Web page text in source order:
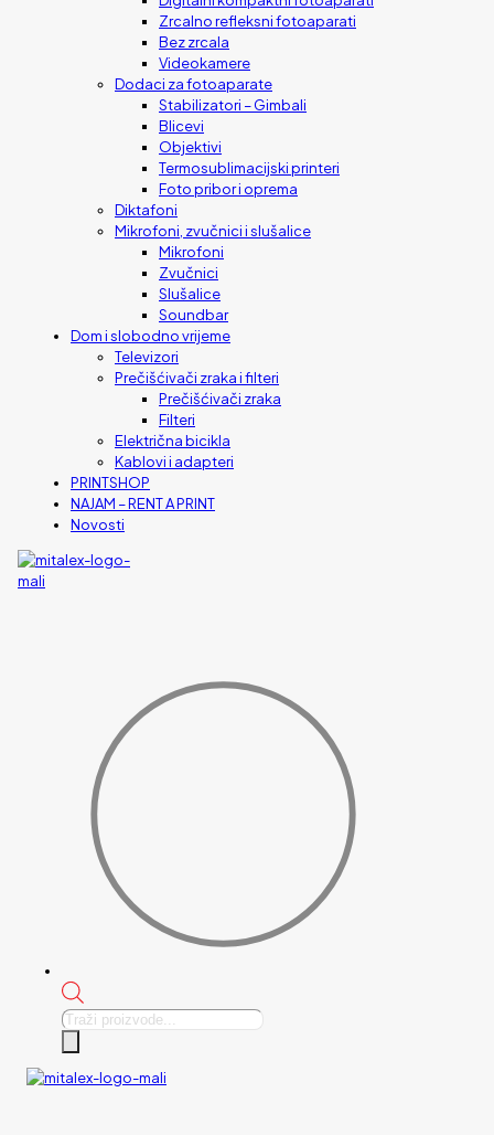
Zrcalno refleksni fotoaparati
Bez zrcala
Videokamere
Dodaci za fotoaparate
Stabilizatori – Gimbali
Blicevi
Objektivi
Termosublimacijski printeri
Foto pribor i oprema
Diktafoni
Mikrofoni, zvučnici i slušalice
Mikrofoni
Zvučnici
Slušalice
Soundbar
Dom i slobodno vrijeme
Televizori
Prečišćivači zraka i filteri
Prečišćivači zraka
Filteri
Električna bicikla
Kablovi i adapteri
PRINTSHOP
NAJAM – RENT A PRINT
Novosti
Products